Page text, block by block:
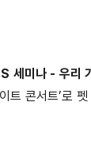
미나 - 우리
트 콘서트’로